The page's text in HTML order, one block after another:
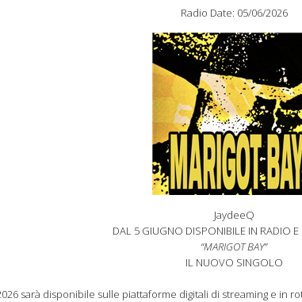
Radio Date: 05/06/2026
JaydeeQ
DAL 5 GIUGNO DISPONIBILE IN RADIO E
“MARIGOT BAY”
IL NUOVO SINGOLO
sarà disponibile sulle piattaforme digitali di streaming e in